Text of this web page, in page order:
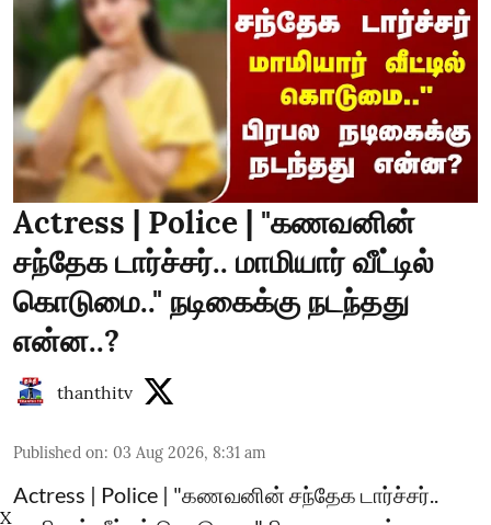
Actress | Police | "கணவனின்
சந்தேக டார்ச்சர்.. மாமியார் வீட்டில்
கொடுமை.." நடிகைக்கு நடந்தது
என்ன..?
thanthitv
Published on: 03 Aug 2026, 8:31 am
Actress | Police | "கணவனின் சந்தேக டார்ச்சர்..
X